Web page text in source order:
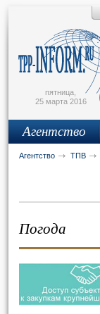
пятница,
25 марта 2016
Агентство
Агентство ТПВ
Погода